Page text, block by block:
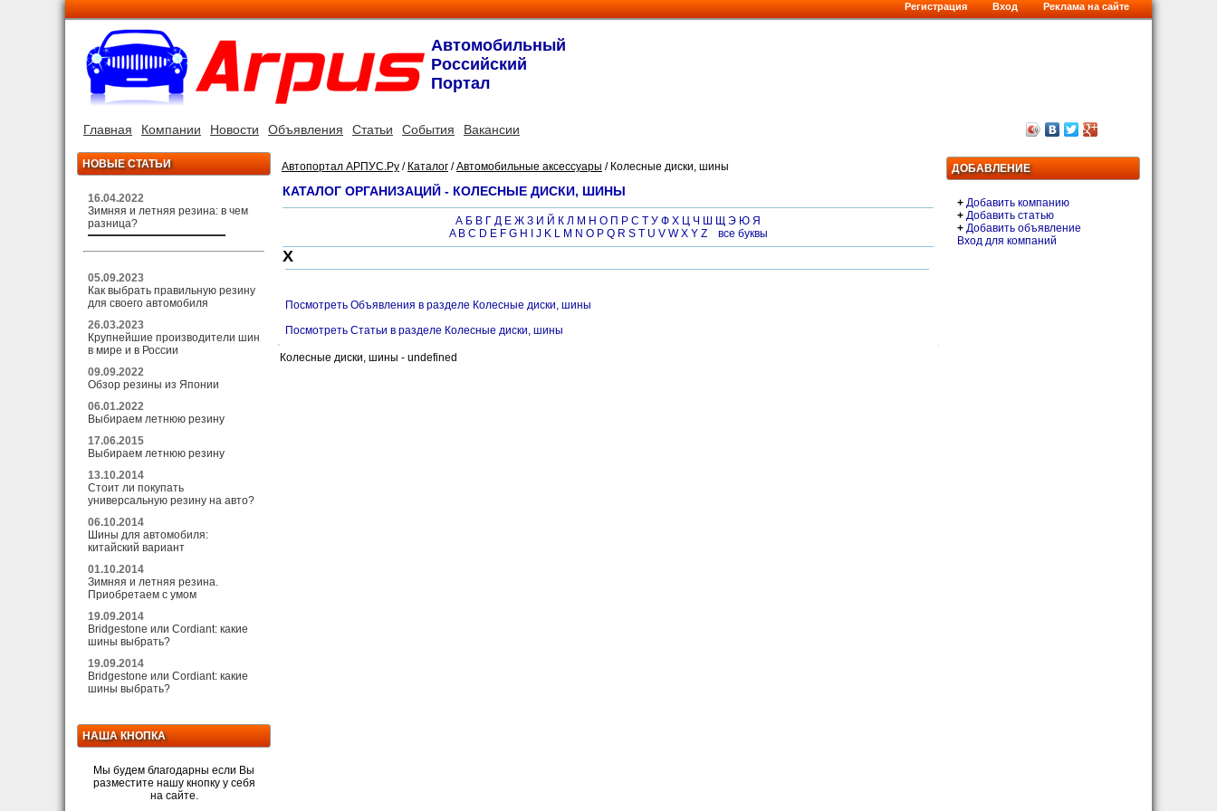
Регистрация Вход Реклама на сайте
Автомобильный
Российский
Портал
Главная Компании Новости Объявления Статьи События Вакансии
НОВЫЕ СТАТЬИ
16.04.2022
Зимняя и летняя резина: в чем
разница?
05.09.2023
Как выбрать правильную резину
для своего автомобиля
26.03.2023
Крупнейшие производители шин
в мире и в России
09.09.2022
Обзор резины из Японии
06.01.2022
Выбираем летнюю резину
17.06.2015
Выбираем летнюю резину
13.10.2014
Стоит ли покупать
универсальную резину на авто?
06.10.2014
Шины для автомобиля:
китайский вариант
01.10.2014
Зимняя и летняя резина.
Приобретаем с умом
19.09.2014
Bridgestone или Cordiant: какие
шины выбрать?
19.09.2014
Bridgestone или Cordiant: какие
шины выбрать?
НАША КНОПКА
Мы будем благодарны если Вы
разместите нашу кнопку у себя
на сайте.
Автопортал АРПУС.Ру / Каталог /Автомобильные аксессуары / Колесные диски, шины
КАТАЛОГ ОРГАНИЗАЦИЙ - КОЛЕСНЫЕ ДИСКИ, ШИНЫ
А Б В Г Д Е Ж З И Й К Л М Н О П Р С Т У Ф Х Ц Ч Ш Щ Э Ю Я
A B C D E F G H J K L M N O P Q R S T U V W X Y Z все буквы
X
Посмотреть Объявления в разделе Колесные диски, шины
Посмотреть Статьи в разделе Колесные диски, шины
Колесные диски, шины - undefined
ДОБАВЛЕНИЕ
+ Добавить компанию
+ Добавить статью
+ Добавить объявление
Вход для компаний